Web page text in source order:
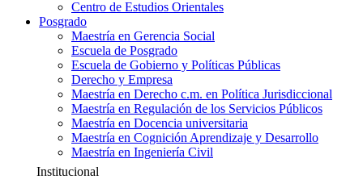
Centro de Estudios Orientales
Posgrado
Maestría en Gerencia Social
Escuela de Posgrado
Escuela de Gobierno y Políticas Públicas
Derecho y Empresa
Maestría en Derecho c.m. en Política Jurisdiccional
Maestría en Regulación de los Servicios Públicos
Maestría en Docencia universitaria
Maestría en Cognición Aprendizaje y Desarrollo
Maestría en Ingeniería Civil
Institucional